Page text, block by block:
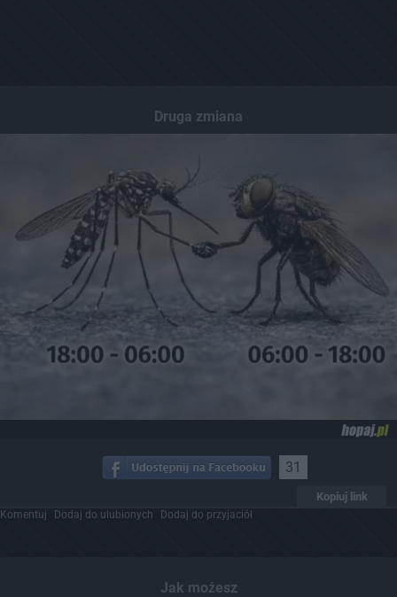
Druga zmiana
31
Kopiuj link
Komentuj Dodaj do ulubionych Dodaj do przyjaciół
Jak możesz